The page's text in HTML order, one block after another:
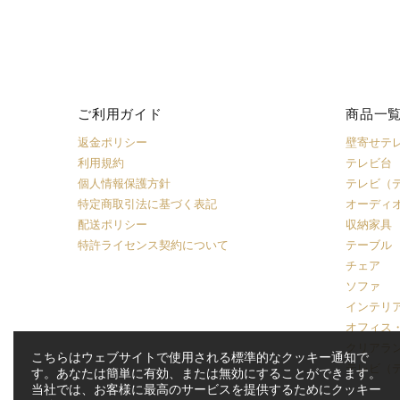
ご利用ガイド
返金ポリシー
利用規約
個人情報保護方針
特定商取引法に基づく表記
配送ポリシー
特許ライセンス契約について
商品一
壁寄せテ
テレビ台
テレビ（
オーディ
収納家具
テーブル
チェア
ソファ
インテリ
オフィス
テレビ（
こちらはウェブサイトで使用される標準的なクッキー通知で
す。あなたは簡単に有効、または無効にすることができます。
当社では、お客様に最高のサービスを提供するためにクッキー